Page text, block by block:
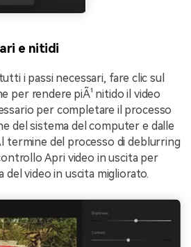
e nitidi
i passi necessari, fare clic sul
per rendere piÃ¹ nitido il video
per completare il processo
del sistema del computer e dalle
termine del processo di deblurring
Apri video in uscita per
del video in uscita migliorato.